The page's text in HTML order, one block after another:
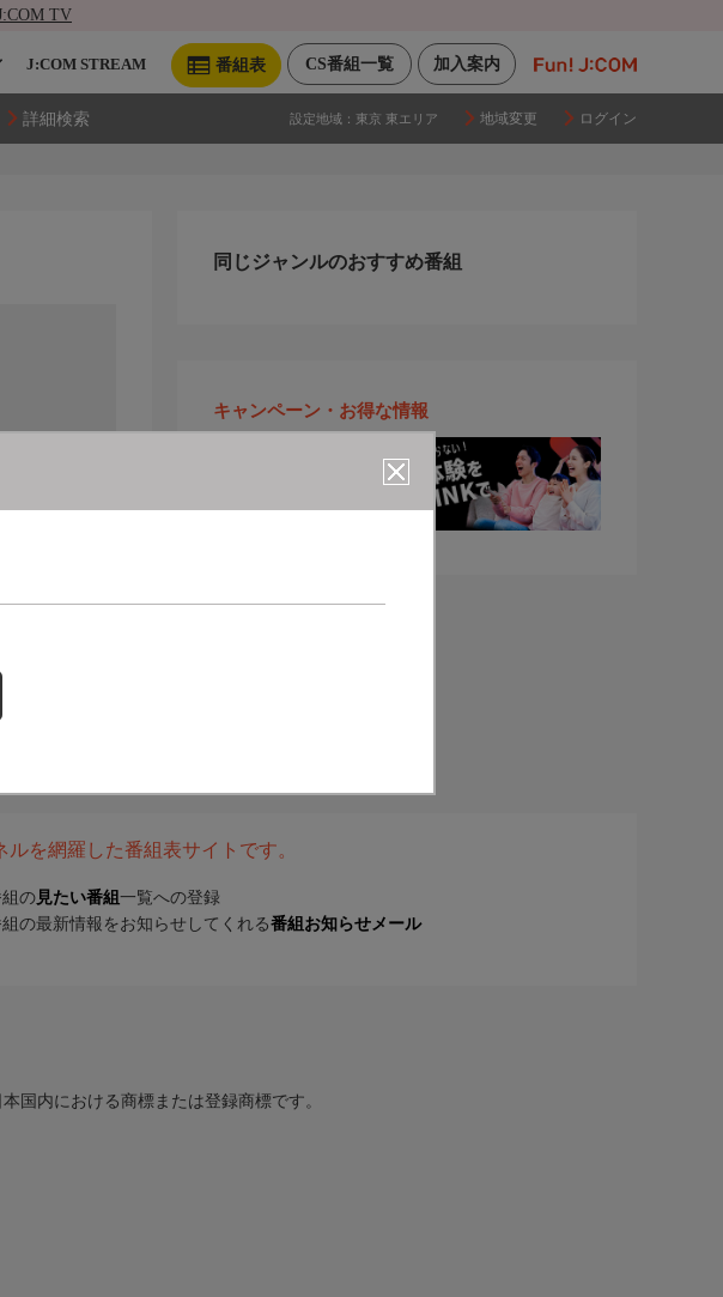
TV
加入案内
CS番組一覧
番組表
J:COM STREAM
詳細検索 設定地域： 東京 東エリア 地域変更 ログイン
同じジャンルのおすすめ番組
キャンペーン・お得な情報
を網羅した番組表サイトです。
の 見たい番組 一覧への登録
の最新情報をお知らせしてくれる番組お知らせメール
国内における商標または登録商標です。